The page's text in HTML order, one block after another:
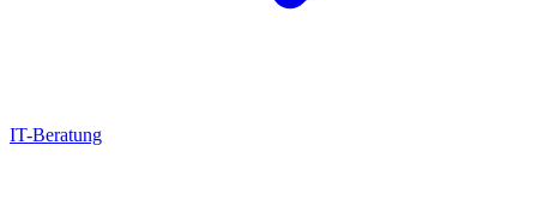
IT-Beratung